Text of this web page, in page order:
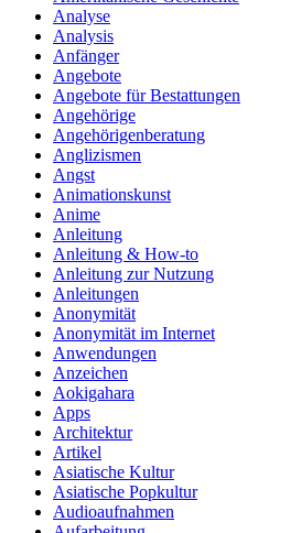
Analyse
Analysis
Anfänger
Angebote
Angebote für Bestattungen
Angehörige
Angehörigenberatung
Anglizismen
Angst
Animationskunst
Anime
Anleitung
Anleitung & How‑to
Anleitung zur Nutzung
Anleitungen
Anonymität
Anonymität im Internet
Anwendungen
Anzeichen
Aokigahara
Apps
Architektur
Artikel
Asiatische Kultur
Asiatische Popkultur
Audioaufnahmen